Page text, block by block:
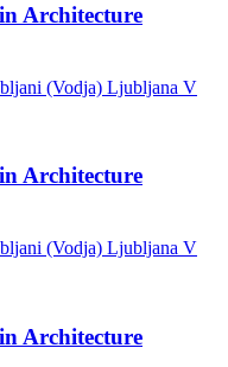
Architecture
(Vodja) Ljubljana V
Architecture
(Vodja) Ljubljana V
Architecture